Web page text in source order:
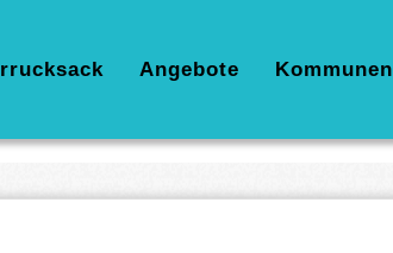
Angebote Kommunen